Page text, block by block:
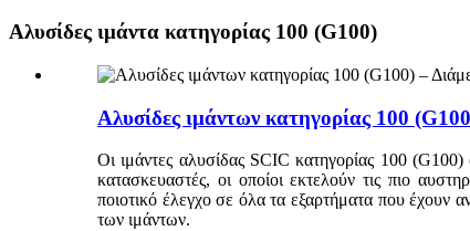
Αλυσίδες ιμάντα κατηγορίας 100 (G100)
Αλυσίδες ιμάντων κατηγορίας 100
Οι ιμάντες αλυσίδας SCIC κατηγορίας 100
κατασκευαστές, οι οποίοι εκτελούν τις πιο
ποιοτικό έλεγχο σε όλα τα εξαρτήματα που έχουν
των ιμάντων.